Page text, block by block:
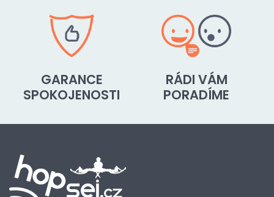
GARANCE
SPOKOJENOSTI
RÁDI VÁM
PORADÍME